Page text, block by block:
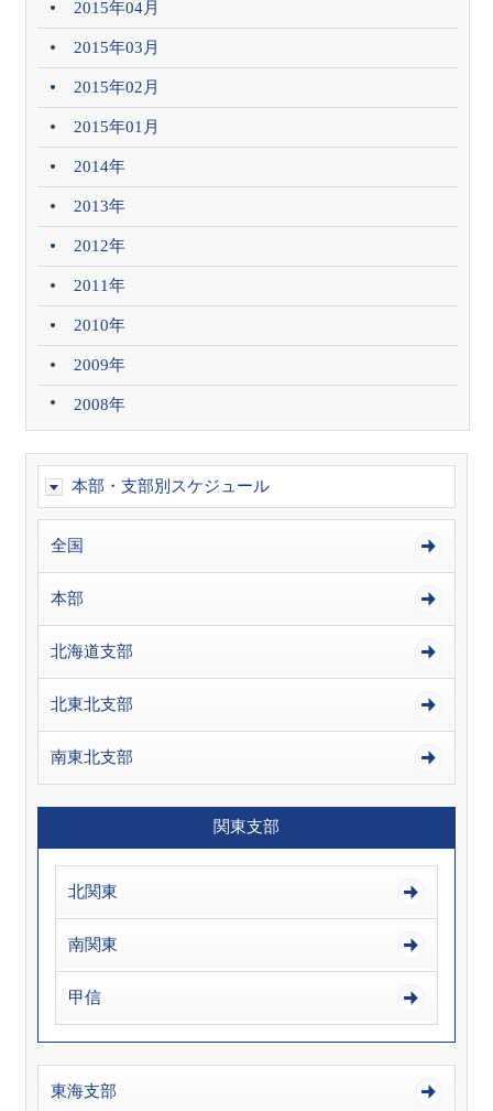
2015年04月
2015年03月
2015年02月
2015年01月
2014年
2013年
2012年
2011年
2010年
2009年
2008年
本部・支部別スケジュール
全国
本部
北海道支部
北東北支部
南東北支部
関東支部
北関東
南関東
甲信
東海支部